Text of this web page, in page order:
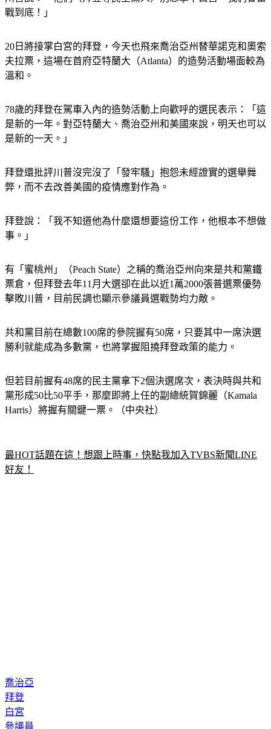
戰到底！」
20日將接掌白宮的拜登，今天也飛來喬治亞州替華諾克和奧索
夫拉票，這場在首府亞特蘭大（Atlanta）的造勢活動場面較為
溫和。
78歲的拜登在駕車入內的造勢活動上向歡呼的選民表示：「這
是新的一年。對亞特蘭大、喬治亞州和美國來說，明天也可以
是新的一天。」
拜登還批評川普沒完沒了「發牢騷」抱怨未經證實的選舉舞
弊，而不去改善美國的疫情應對作為。
拜登說：「我不知道他為什麼還想要這份工作，他根本不想做
事。」
有「蜜桃州」（Peach State）之稱的喬治亞州向來是共和黨鐵
票倉，但拜登去年11月大選卻在此以近1萬2000張普選票優勢
擊敗川普，目前民調也顯示參議員選戰勢均力敵。
共和黨目前在總數100席的參院握有50席，只要其中一席決選
勝利就能成為多數黨，也將掌握阻撓拜登政策的能力。
但若目前握有48席的民主黨拿下2個決選席次，表決時與共和
黨形成50比50平手，那麼即將上任的副總統賀錦麗（Kamala
Harris）將握有關鍵一票。（中央社）
最HOT話題在這！想跟上時事，快點我加入TVBS新聞LINE
好友！
喬治亞
拜登
白宮
參議員